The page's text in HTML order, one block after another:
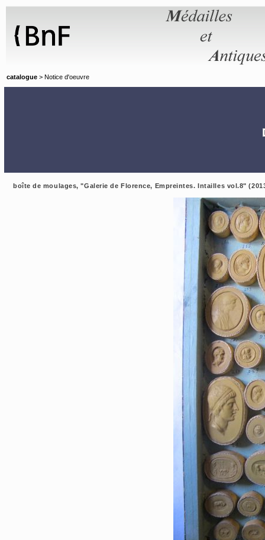
catalogue > Notice d'oeuvre
boîte de moulages, "Galerie de Florence, Empreintes. Intailles vol.8"